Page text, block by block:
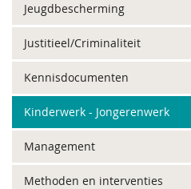
Jeugdbescherming
Justitieel/Criminaliteit
Kennisdocumenten
Kinderwerk - Jongerenwerk
Management
Methoden en interventies